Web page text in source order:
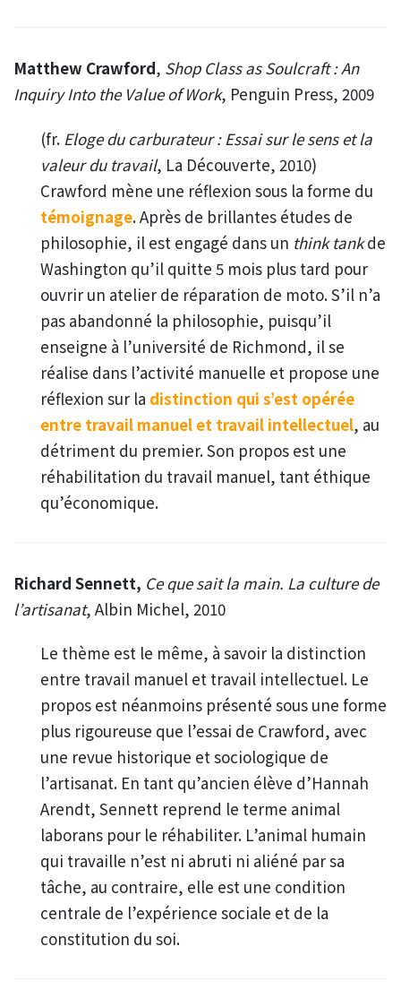
Matthew Crawford, Shop Class as Soulcraft : An
Inquiry Into the Value of Work, Penguin Press, 2009
(fr. Eloge du carburateur : Essai sur le sens et la
valeur du travail, La Découverte, 2010)
Crawford mène une réflexion sous la forme du
témoignage. Après de brillantes études de
philosophie, il est engagé dans un think tankde
Washington qu’il quitte 5 mois plus tard pour
ouvrir un atelier de réparation de moto. S’il n’a
pas abandonné la philosophie, puisqu’il
enseigne à l’université de Richmond, il se
réalise dans l’activité manuelle et propose une
réflexion sur la distinction qui s’est opérée
entre travail manuel et travail intellectuel, au
détriment du premier. Son propos est une
réhabilitation du travail manuel, tant éthique
qu’économique.
Richard Sennett, Ce que sait la main. La culture de
l’artisanat, Albin Michel, 2010
Le thème est le même, à savoir la distinction
entre travail manuel et travail intellectuel. Le
propos est néanmoins présenté sous une forme
plus rigoureuse que l’essai de Crawford, avec
une revue historique et sociologique de
l’artisanat. En tant qu’ancien élève d’Hannah
Arendt, Sennett reprend le terme animal
laborans pour le réhabiliter. L’animal humain
qui travaille n’est ni abruti ni aliéné par sa
tâche, au contraire, elle est une condition
centrale de l’expérience sociale et de la
constitution du soi.